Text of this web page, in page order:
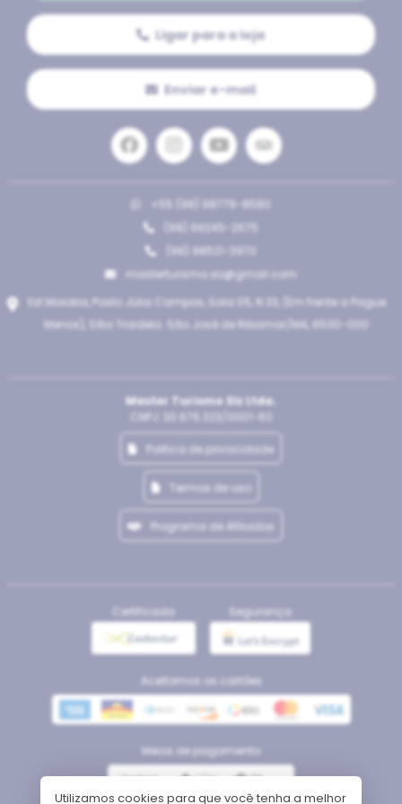
Ligar para a loja
Enviar e-mail
+55 (98) 98779-8580
(98) 99245-2675
(98) 98521-3970
masterturismo.slz@gmail.com
Est Maioba, Posto Júlia Campos, Sala 05, N 33, (Em frente a Pague
Menos), Sítio Trizidela. São José de Ribamar/MA, 65110-000
Master Turismo Slz Ltda.
CNPJ: 30.676.323/0001-60
Politica de privacidade
Termos de uso
Programa de Afiliados
Certificada Segurança
Aceitamos os cartões
Meios de pagamento
Utilizamos cookies para que você tenha a melhor